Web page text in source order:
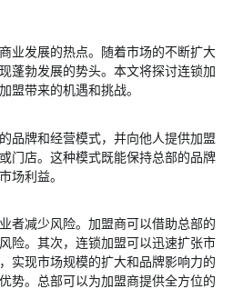
业发展的热点。随着市场的不断扩大
蓬勃发展的势头。本文将探讨连锁加
盟带来的机遇和挑战。
品牌和经营模式，并向他人提供加盟
门店。这种模式既能保持总部的品牌
场利益。
者减少风险。加盟商可以借助总部的
险。其次，连锁加盟可以迅速扩张市
实现市场规模的扩大和品牌影响力的
势。总部可以为加盟商提供全方位的